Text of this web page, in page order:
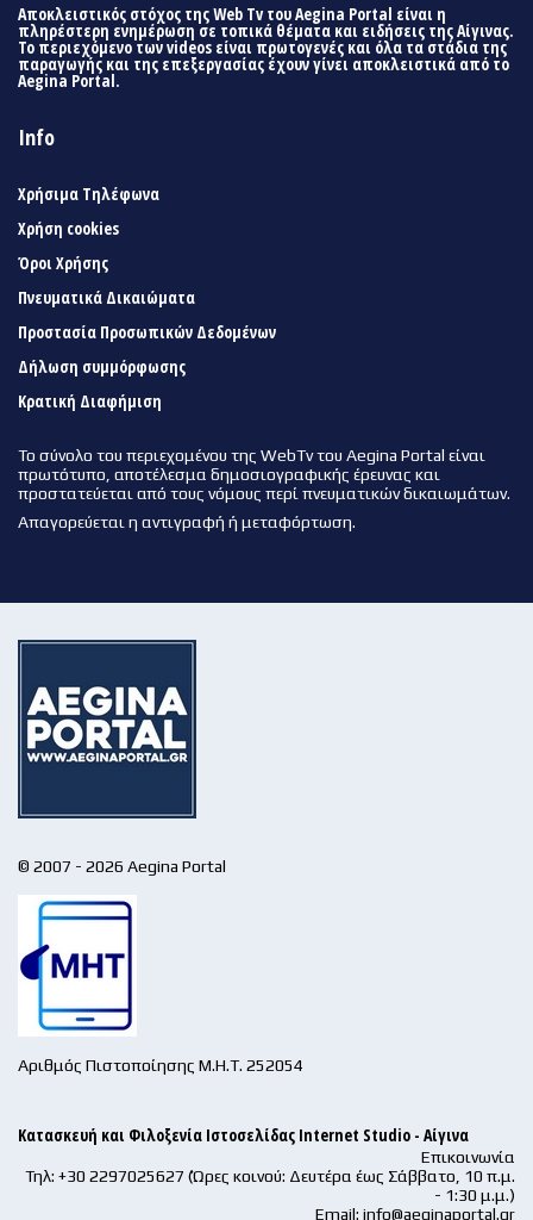
Αποκλειστικός στόχος της Web Tv του Aegina Portal είναι η
πληρέστερη ενημέρωση σε τοπικά θέματα και ειδήσεις της Αίγινας.
Το περιεχόμενο των videos είναι πρωτογενές και όλα τα στάδια της
παραγωγής και της επεξεργασίας έχουν γίνει αποκλειστικά από το
Aegina Portal.
Info
Χρήσιμα Τηλέφωνα
Χρήση cookies
Όροι Χρήσης
Πνευματικά Δικαιώματα
Προστασία Προσωπικών Δεδομένων
Δήλωση συμμόρφωσης
Κρατική Διαφήμιση
Το σύνολο του περιεχομένου της WebTv του Aegina Portal είναι
πρωτότυπο, αποτέλεσμα δημοσιογραφικής έρευνας και
προστατεύεται από τους νόμους περί πνευματικών δικαιωμάτων.
Απαγορεύεται η αντιγραφή ή μεταφόρτωση.
© 2007 - 2026 Aegina Portal
Αριθμός Πιστοποίησης Μ.Η.Τ. 252054
Κατασκευή και Φιλοξενία Ιστοσελίδας Internet Studio - Αίγινα
Επικοινωνία
Τηλ: +30 2297025627 (Ώρες κοινού: Δευτέρα έως Σάββατο, 10 π.μ.
- 1:30 μ.μ.)
Email: info@aeginaportal.gr